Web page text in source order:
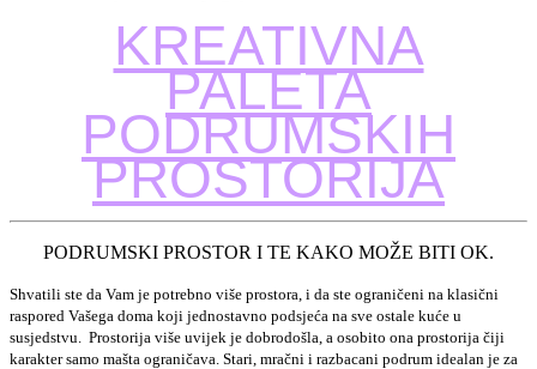
KREATIVNA
PALETA
PODRUMSKIH
PROSTORIJA
PODRUMSKI PROSTOR I TE KAKO MOŽE BITI OK.
Shvatili ste da Vam je potrebno više prostora, i da ste ograničeni na klasični
raspored Vašega doma koji jednostavno podsjeća na sve ostale kuće u
susjedstvu. Prostorija više uvijek je dobrodošla, a osobito ona prostorija čiji
karakter samo mašta ograničava. Stari, mračni i razbacani podrum idealan je za